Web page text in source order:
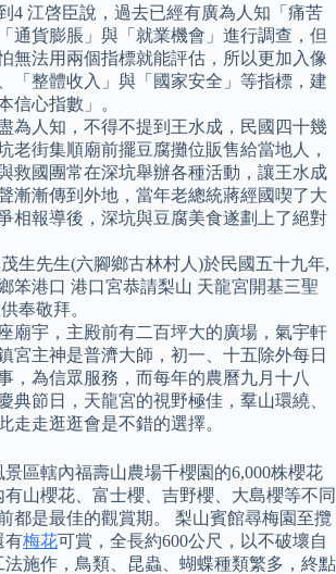
4 江啓臣說，過去已經有廣為人知「痛苦
通貨膨脹」與「就業機會」進行調查，但
無法用兩個指標就能評估，所以更加入像
「整體收入」與「國家安全」等指標，建
信心指數」。
為人知，不得不提到王水成，民國四十幾
老街集順廟前擺豆腐攤位販售給當地人，
救國團常在深坑舉辦各種活動，讓王水成
漸漸傳到外地，當年老總統蔣經國喫了大
相報導後，深坑與豆腐美食遂劃上了絕對
生先生(六腳鄉古林村人)於民國五十九年,
笨港口 港口宮恭請梨山 天龍宮開基三聖
奉敬拜。
廟宇，主殿前有二百坪大的廣場，氣宇軒
宮主神是普濟大師，初一、十五除外每日
，為信眾服務，而每年的農曆九月十八
典節日，天龍宮的視野極佳，羣山環繞、
走走逛逛會是不錯的選擇。
區轄內福壽山農場千櫻園的6,000株櫻花
山櫻花、富士櫻、吉野櫻、大島櫻等不同
都是最佳的觀賞期。 梨山賓館尋梅園至攬
有梅花可賞，全長約600公尺，以不破壞自
施作，鳥類、昆蟲、蝴蝶種類繁多，終點